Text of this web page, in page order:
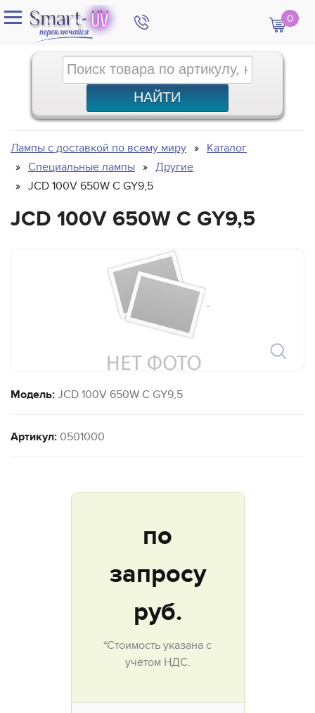
0
Лампы с доставкой по всему миру
Каталог
Специальные лампы
Другие
JCD 100V 650W C GY9,5
JCD 100V 650W C GY9,5
`
Модель: JCD 100V 650W C GY9,5
Артикул: 0501000
по
запросу
руб.
*Стоимость указана с
учётом НДС.